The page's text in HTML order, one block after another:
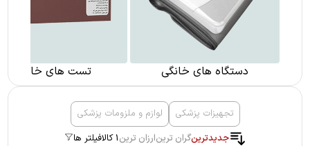
دستگاه های خانگی تست های خانگی
تجهیزات پزشکی
لوازم و ملزومات پزشکی
جدیدترینگران ترینارزان ترین1 کالا فیلتر ها